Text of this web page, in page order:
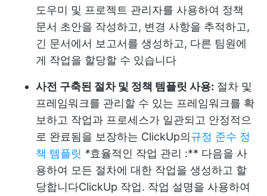
도우미 및 프로젝트 관리자를 사용하여 정책
문서 초안을 작성하고, 변경 사항을 추적하고,
긴 문서에서 보고서를 생성하고, 다른 팀원에
게 작업을 할당할 수 있습니다
사전 구축된 절차 및 정책 템플릿 사용: 절차 및
프레임워크를 관리할 수 있는 프레임워크를 확
보하고 작업과 프로세스가 일관되고 안정적으
로 완료됨을 보장하는 ClickUp의규정 준수 정
책 템플릿 *효율적인 작업 관리 :** 다음을 사
용하여 모든 절차에 대한 작업을 생성하고 할
당합니다ClickUp 작업. 작업 설명을 사용하여